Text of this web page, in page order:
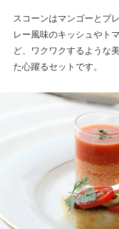
スコーンはマンゴーとプ
レー風味のキッシュやト
ど、ワクワクするような
た心躍るセットです。